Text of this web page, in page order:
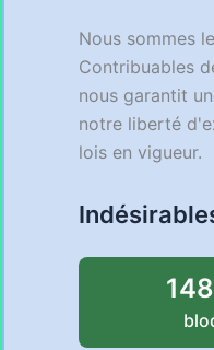
Nous sommes
Contribuables
nous garantit
notre liberté
lois en vigueur.